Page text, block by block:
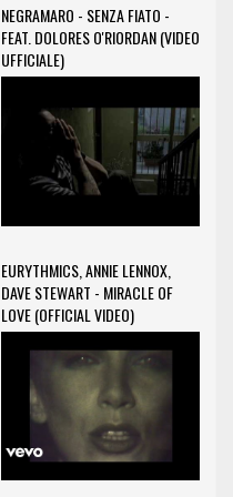
NEGRAMARO - SENZA FIATO -
FEAT. DOLORES O'RIORDAN (VIDEO
UFFICIALE)
EURYTHMICS, ANNIE LENNOX,
DAVE STEWART - MIRACLE OF
LOVE (OFFICIAL VIDEO)